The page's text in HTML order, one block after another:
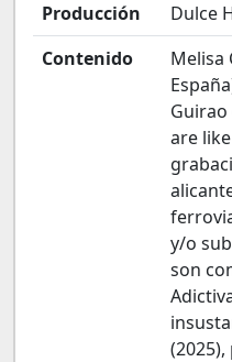
Producción
Dulce
Contenido
Melisa
Guirao
are
y/o
son